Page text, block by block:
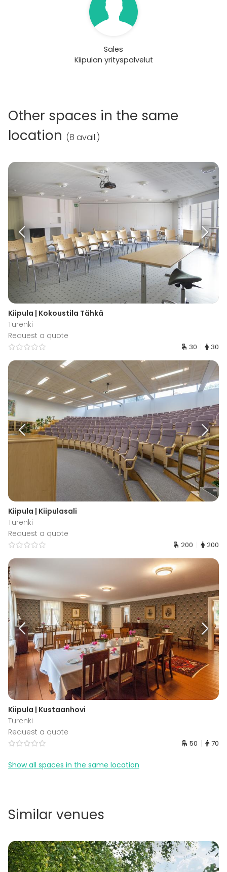
Sales
Kiipulan yrityspalvelut
Other spaces in the same
location (8 avail.)
Kiipula | Kokoustila Tähkä
Turenki
Request a quote
30 30
Kiipula | Kiipulasali
Turenki
Request a quote
200 200
Kiipula | Kustaanhovi
Turenki
Request a quote
50 70
Show all spaces in the same location
Similar venues